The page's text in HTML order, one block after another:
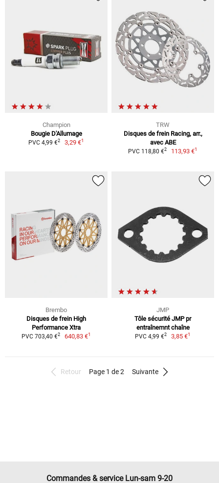
Champion
Bougie D'Allumage
PVC 4,99 €2 3,29 €1
TRW
Disques de frein Racing, arr.,
avec ABE
PVC 118,80 €2 113,93 €1
Brembo
Disques de frein High
Performance Xtra
PVC 703,40 €2 640,83 €1
JMP
Tôle sécurité JMP pr
entraînemnt chaîne
PVC 4,99 €2 3,85 €1
Retour Page 1 de 2 Suivante
Commandes & service Lun-sam 9-20